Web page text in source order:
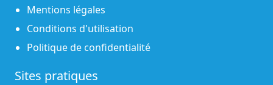
Mentions légales
Conditions d'utilisation
Politique de confidentialité
Sites pratiques